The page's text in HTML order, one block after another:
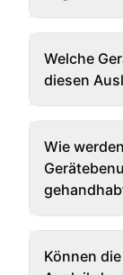
Welche
diesen
Wie
Können